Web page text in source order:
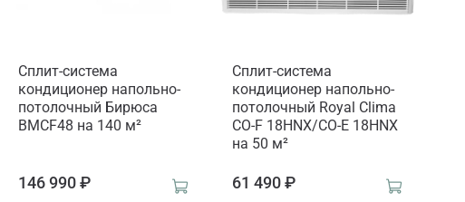
Сплит-система
кондиционер напольно-
потолочный Бирюса
BMCF48 на 140 м²
146 990 ₽
Сплит-система
кондиционер напольно-
потолочный Royal Clima
CO-F 18HNX/CO-E 18HNX
на 50 м²
61 490 ₽